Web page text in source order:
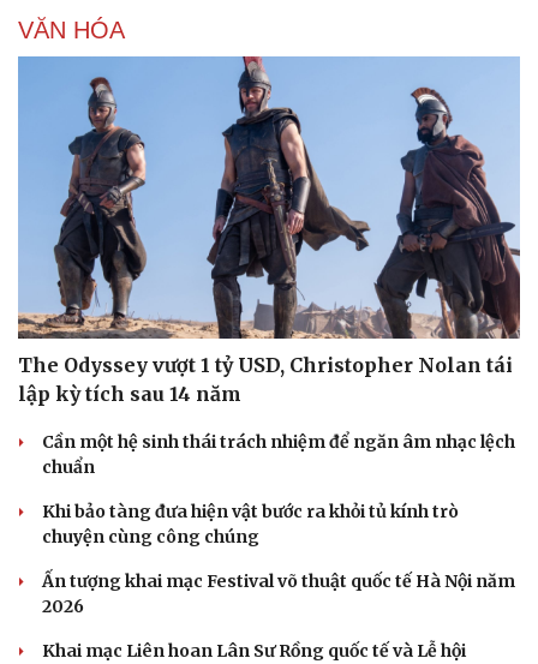
Doanh nghiệp
Thông tin doanh nghiệp
Doanh nghiệp 24h
Doanh nhân
Vì cộng đồng
Công nghệ
Sành điệu
Tin Công nghệ
Trải nghiệm
Chuyển đổi số
VĂN HÓA
The Odyssey vượt 1 tỷ USD, Christopher Nolan tái
lập kỳ tích sau 14 năm
Cần một hệ sinh thái trách nhiệm để ngăn âm nhạc lệch
chuẩn
Khi bảo tàng đưa hiện vật bước ra khỏi tủ kính trò
chuyện cùng công chúng
Ấn tượng khai mạc Festival võ thuật quốc tế Hà Nội năm
2026
Khai mạc Liên hoan Lân Sư Rồng quốc tế và Lễ hội